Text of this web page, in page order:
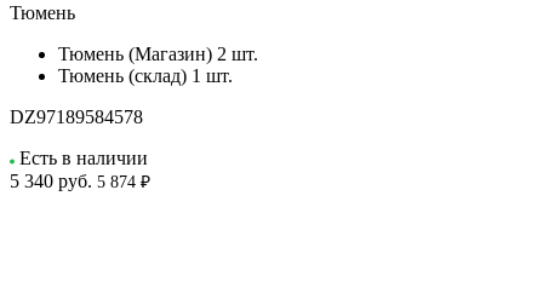
Тюмень
Тюмень (Магазин) 2 шт.
Тюмень (склад) 1 шт.
DZ97189584578
Есть в наличии
5 340 руб. 5 874 ₽